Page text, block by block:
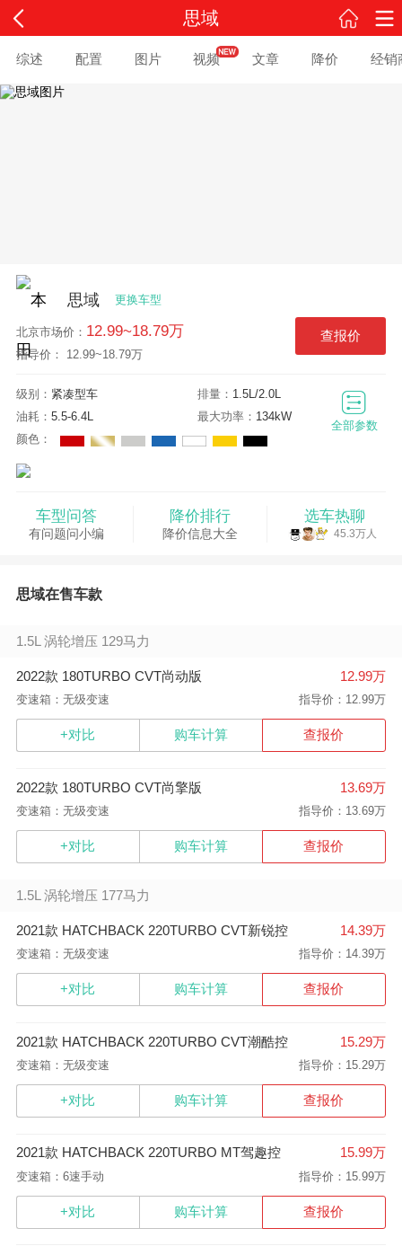
思域
综述 配置 图片 视频 文章 降价 经销
思域 更换车型
北京市场价： 12.99~18.79万
指导价： 12.99~18.79万
查报价
级别： 紧凑型车 排量： 1.5L/2.0L
油耗： 5.5-6.4L 最大功率： 134kW
颜色：
全部参数
车型问答
有问题问小编
降价排行
降价信息大全
选车热聊
45.3万人
思域在售车款
1.5L 涡轮增压 129马力
2022款 180TURBO CVT尚动版
变速箱：无级变速
12.99万
指导价：12.99万
+对比 购车计算 查报价
2022款 180TURBO CVT尚擎版
变速箱：无级变速
13.69万
指导价：13.69万
+对比 购车计算 查报价
1.5L 涡轮增压 177马力
2021款 HATCHBACK 220TURBO CVT新锐控
变速箱：无级变速
14.39万
指导价：14.39万
+对比 购车计算 查报价
2021款 HATCHBACK 220TURBO CVT潮酷控
变速箱：无级变速
15.29万
指导价：15.29万
+对比 购车计算 查报价
2021款 HATCHBACK 220TURBO MT驾趣控
变速箱：6速手动
15.99万
指导价：15.99万
+对比 购车计算 查报价